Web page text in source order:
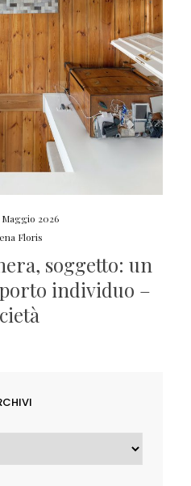
Maggio 2026
Floris
soggetto: un
individuo –